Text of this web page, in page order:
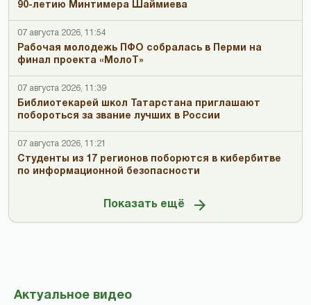
90-летию Минтимера Шаймиева
07 августа 2026, 11:54
Рабочая молодежь ПФО собралась в Перми на
финал проекта «МолоТ»
07 августа 2026, 11:39
Библиотекарей школ Татарстана приглашают
побороться за звание лучших в России
07 августа 2026, 11:21
Студенты из 17 регионов поборются в кибербитве
по информационной безопасности
Показать ещё
Актуальное видео